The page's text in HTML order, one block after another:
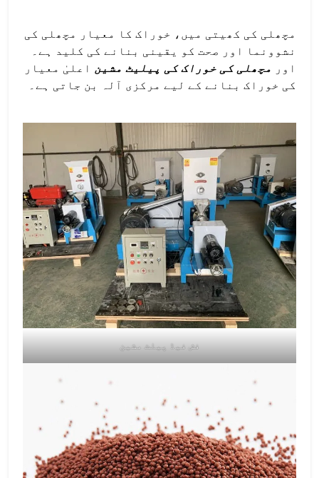
مچھلی کی کھیتی میں، خوراک کا معیار مچھلی کی
نشوونما اور صحت کو یقینی بنانے کی کلید ہے۔
اور مچھلی کی خوراک کی پیلیٹ مشین اعلیٰ معیار
کی خوراک بنانے کے لیے مرکزی آلہ بن جاتی ہے۔
فش فیڈ پیلٹ مشین